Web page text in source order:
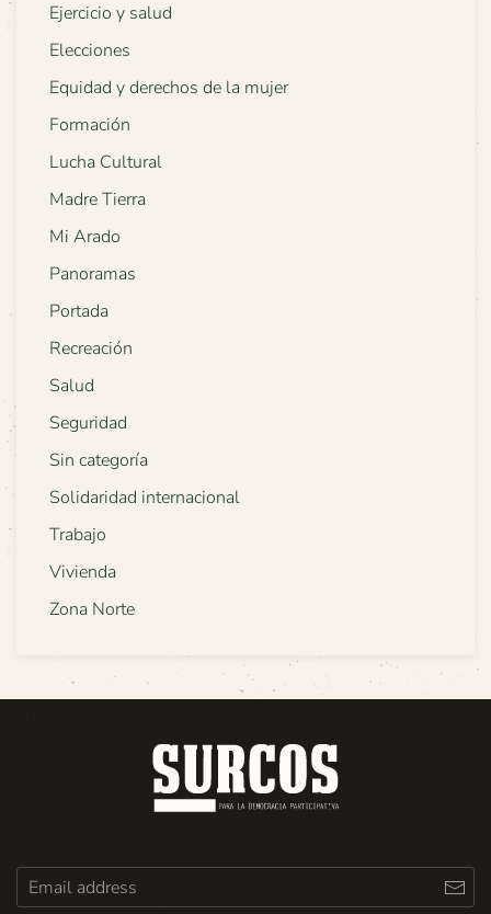
Ejercicio y salud
Elecciones
Equidad y derechos de la mujer
Formación
Lucha Cultural
Madre Tierra
Mi Arado
Panoramas
Portada
Recreación
Salud
Seguridad
Sin categoría
Solidaridad internacional
Trabajo
Vivienda
Zona Norte